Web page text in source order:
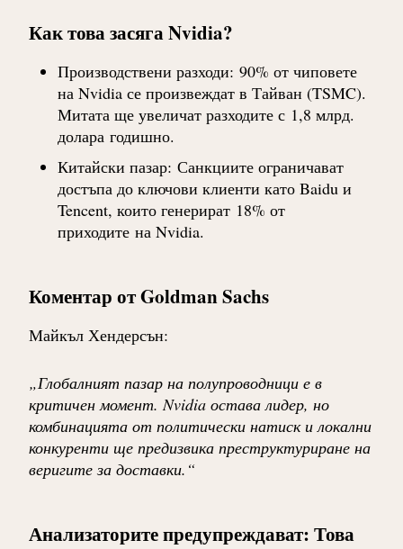
Как това засяга Nvidia?
Производствени разходи: 90% от чиповете
на Nvidia се произвеждат в Тайван (TSMC).
Митата ще увеличат разходите с 1,8 млрд.
доларагодишно.
Китайски пазар: Санкциите ограничават
достъпа до ключови клиенти като Baidu и
Tencent, които генерират 18% от
приходитена Nvidia.
Коментар от Goldman Sachs
Майкъл Хендерсън:
„Глобалният пазар на полупроводници е в
критичен момент. Nvidia остава лидер, но
комбинацията от политически натиск и локални
конкуренти ще предизвика преструктуриране на
веригите за доставки.“
Анализаторите предупреждават: Това